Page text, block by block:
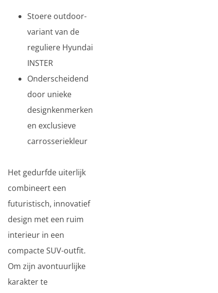
Stoere outdoor-
variant van de
reguliere Hyundai
INSTER
Onderscheidend
door unieke
designkenmerken
en exclusieve
carrosseriekleur
Het gedurfde uiterlijk
combineert een
futuristisch, innovatief
design met een ruim
interieur in een
compacte SUV-outfit.
Om zijn avontuurlijke
karakter te